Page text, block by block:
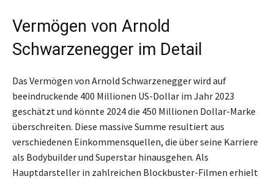
Vermögen von Arnold
Schwarzenegger im Detail
Das Vermögen von Arnold Schwarzenegger wird auf
beeindruckende 400 Millionen US-Dollar im Jahr 2023
geschätzt und könnte 2024 die 450 Millionen Dollar-Marke
überschreiten. Diese massive Summe resultiert aus
verschiedenen Einkommensquellen, die über seine Karriere
als Bodybuilder und Superstar hinausgehen. Als
Hauptdarsteller in zahlreichen Blockbuster-Filmen erhielt